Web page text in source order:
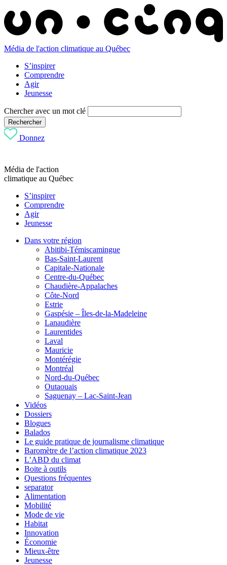
Média de l'action climatique au Québec
S’inspirer
Comprendre
Agir
Jeunesse
Chercher avec un mot clé
Rechercher
Donnez
Média de l'action
climatique au Québec
S’inspirer
Comprendre
Agir
Jeunesse
Dans votre région
Abitibi-Témiscamingue
Bas-Saint-Laurent
Capitale-Nationale
Centre-du-Québec
Chaudière-Appalaches
Côte-Nord
Estrie
Gaspésie – Îles-de-la-Madeleine
Lanaudière
Laurentides
Laval
Mauricie
Montérégie
Montréal
Nord-du-Québec
Outaouais
Saguenay – Lac-Saint-Jean
Vidéos
Dossiers
Blogues
Balados
Le guide pratique de journalisme climatique
Baromètre de l’action climatique 2023
L’ABD du climat
Boite à outils
Questions fréquentes
separator
Alimentation
Mobilité
Mode de vie
Habitat
Innovation
Économie
Mieux-être
Jeunesse